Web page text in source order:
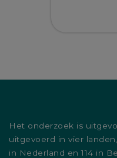
Het onderzoek is
uitgevoerd in vier
in Nederland en 114 in